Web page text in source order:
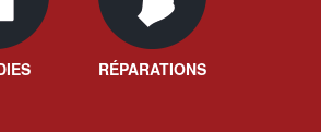
RÉPARATIONS